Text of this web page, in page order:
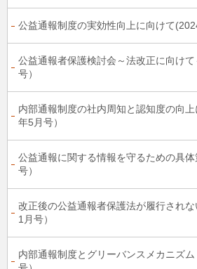
公益通報制度の実効性向上に向けて
公益通報者保護検討会～法改正に向け
号）
内部通報制度の社内周知と認知度の向
年5月号）
公益通報に関する情報を守るための具
号）
改正後の公益通報者保護法が履行され
1月号）
内部通報制度とグリーバンスメカニズ